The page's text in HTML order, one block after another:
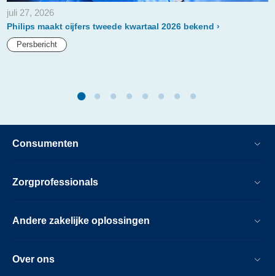
juli 27, 2026
Philips maakt cijfers tweede kwartaal 2026 bekend
Persbericht
Consumenten
Zorgprofessionals
Andere zakelijke oplossingen
Over ons